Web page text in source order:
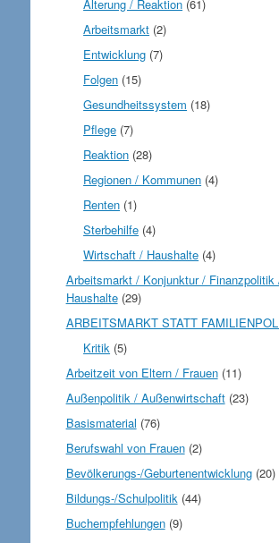
Alterung / Reaktion (61)
Arbeitsmarkt (2)
Entwicklung (7)
Folgen (15)
Gesundheitssystem (18)
Pflege (7)
Reaktion (28)
Regionen / Kommunen (4)
Renten (1)
Sterbehilfe (4)
Wirtschaft / Haushalte (4)
Arbeitsmarkt / Konjunktur / Finanzpolitik
Haushalte(29)
ARBEITSMARKT STATT
Kritik (5)
Arbeitzeit von Eltern / Frauen(11)
Außenpolitik / Außenwirtschaft(23)
Basismaterial (76)
Berufswahl von Frauen(2)
Bevölkerungs-/Geburtenentwicklung(20)
Bildungs-/Schulpolitik(44)
Buchempfehlungen(9)